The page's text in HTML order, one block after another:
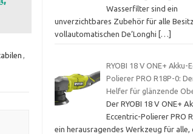
,
Wasserfilter sind ein
unverzichtbares Zubehör für alle
vollautomatischen De’Longhi
[…]
RYOBI 18 V ONE+ Akku-
Polierer PRO R18P-0:
Helfer für glänzende
Der RYOBI 18 V ONE+
Eccentric-Polierer PRO
ein herausragendes Werkzeug für alle,